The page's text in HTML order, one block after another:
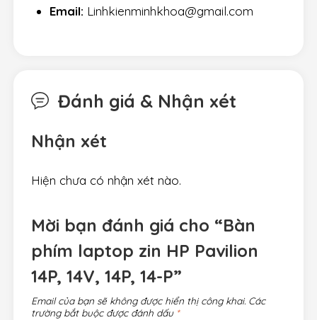
Email: Linhkienminhkhoa@gmail.com
Đánh giá & Nhận xét
Nhận xét
Hiện chưa có nhận xét nào.
Mời bạn đánh giá cho “Bàn
phím laptop zin HP Pavilion
14P, 14V, 14P, 14-P”
Email của bạn sẽ không được hiển thị công khai. Các
trường bắt buộc được đánh dấu *